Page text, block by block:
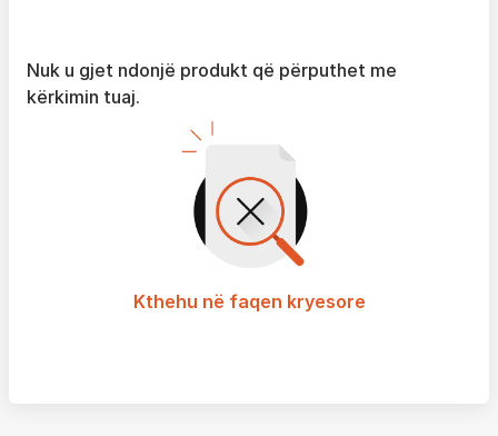
Nuk u gjet ndonjë produkt që përputhet me
kërkimin tuaj.
Kthehu në faqen kryesore